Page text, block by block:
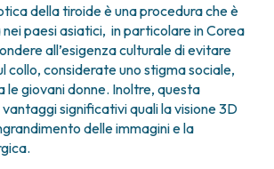
della tiroide è una procedura che è
paesi asiatici, in particolare in Corea
all’esigenza culturale di evitare
collo, considerate uno stigma sociale,
le giovani donne. Inoltre, questa
significativi quali la visione 3D
delle immagini e la